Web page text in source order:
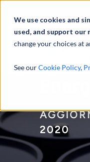
We use cookies and
used, and support
change your choices at
See ourCookie Policy,
2020